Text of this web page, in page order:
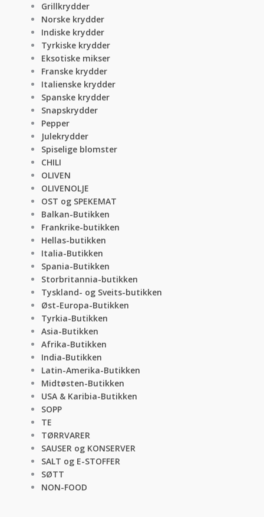
Grillkrydder
Norske krydder
Indiske krydder
Tyrkiske krydder
Eksotiske mikser
Franske krydder
Italienske krydder
Spanske krydder
Snapskrydder
Pepper
Julekrydder
Spiselige blomster
CHILI
OLIVEN
OLIVENOLJE
OST og SPEKEMAT
Balkan-Butikken
Frankrike-butikken
Hellas-butikken
Italia-Butikken
Spania-Butikken
Storbritannia-butikken
Tyskland- og Sveits-butikken
Øst-Europa-Butikken
Tyrkia-Butikken
Asia-Butikken
Afrika-Butikken
India-Butikken
Latin-Amerika-Butikken
Midtøsten-Butikken
USA & Karibia-Butikken
SOPP
TE
TØRRVARER
SAUSER og KONSERVER
SALT og E-STOFFER
SØTT
NON-FOOD